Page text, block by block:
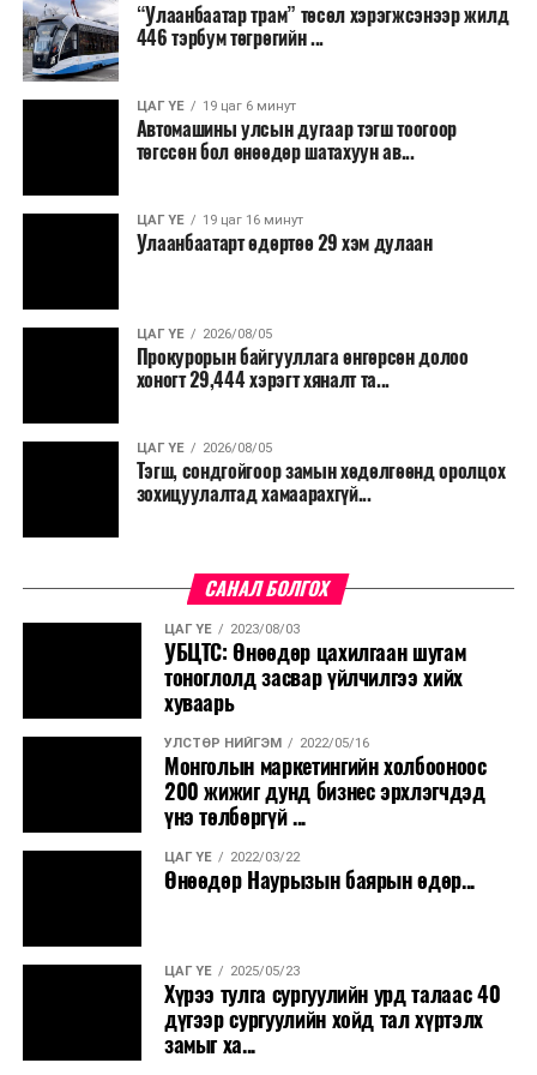
1467
Өндөрхаан-Норовлин чиглэлийн 20 км авто замыг
байнгын ашиглалтад орууллаа
дэлгэрүүлсэн иргэн байхыг Ерөнхий сайд уриаллаа
“Улаанбаатар трам” төсөл хэрэгжиж, авто замын
ачаалал буурснаар трассын дагуух автомашинуудын
шатахууны хэмнэлт жилд 446 тэрбум төгрөгт хүрэх
боломжтой гэсэн тооцоог техник, эдийн засгийн
үндэслэлд тусгажээ.
Төсөл хэрэгжсэнээр иргэдийн зорчих хугацаа
богиносож, түгжрэлээс үүдэлтэй эдийн засгийн
тогтолцоо бүрдэх ач холбогдолтой юм.
“Улаанбаатар трам” төсөл хэрэгжсэнээр жилд
446 тэрбум төгрөгийн ...
ЦАГ ҮЕ 19 цаг 6 минут
Автомашины улсын дугаар тэгш тоогоор
төгссөн бол өнөөдөр шатахуун ав...
ЦАГ ҮЕ 19 цаг 16 минут
Улаанбаатарт өдөртөө 29 хэм дулаан
ЦАГ ҮЕ 2026/08/05
Прокурорын байгууллага өнгөрсөн долоо
хоногт 29,444 хэрэгт хяналт та...
ЦАГ ҮЕ 2026/08/05
Тэгш, сондгойгоор замын хөдөлгөөнд оролцох
зохицуулалтад хамаарахгүй...
САНАЛ БОЛГОХ
ЦАГ ҮЕ 2023/08/03
УБЦТС: Өнөөдөр цахилгаан шугам
тоноглолд засвар үйлчилгээ хийх
хуваарь
УЛСТӨР НИЙГЭМ 2022/05/16
Монголын маркетингийн холбооноос
200 жижиг дунд бизнес эрхлэгчдэд
үнэ төлбөргүй ...
ЦАГ ҮЕ 2022/03/22
Өнөөдөр Наурызын баярын өдөр...
ЦАГ ҮЕ 2025/05/23
Хүрээ тулга сургуулийн урд талаас 40
дүгээр сургуулийн хойд тал хүртэлх
замыг ха...